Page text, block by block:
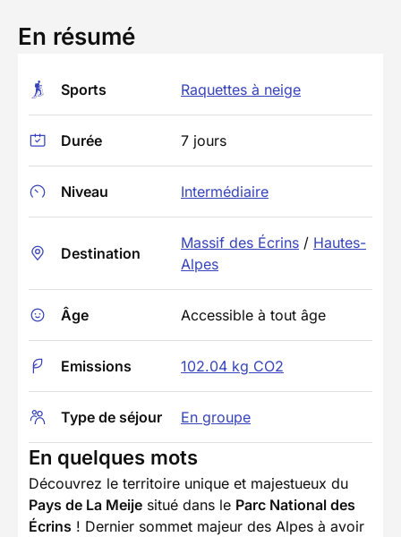
En résumé
Sports Raquettes à neige
Durée 7 jours
Niveau Intermédiaire
Destination
Massif des Écrins / Hautes-
Alpes
Âge Accessible à tout âge
Emissions 102.04 kg CO2
Type de séjour En groupe
En quelques mots
Découvrez le territoire unique et majestueux du
Pays de La Meije situé dans le Parc National des
Écrins ! Dernier sommet majeur des Alpes à avoir